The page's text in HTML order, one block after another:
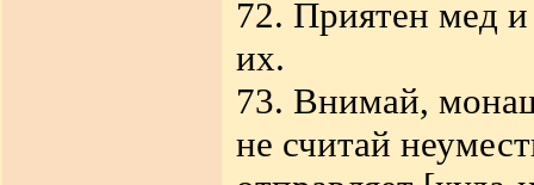
72. Приятен мед
их.
73. Внимай,
не считай